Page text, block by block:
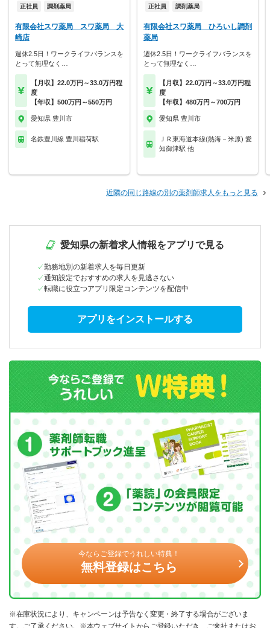
正社員 調剤薬局
有限会社スワ薬局 スワ薬局 大
崎店
週休2.5日！ワークライフバランスを
とって無理なく…
【月収】22.0万円～33.0万円程
度
【年収】500万円～550万円
愛知県 豊川市
名鉄豊川線 豊川稲荷駅
正社員 調剤薬局
有限会社スワ薬局 ひろいし調剤
薬局
週休2.5日！ワークライフバランスを
とって無理なく…
【月収】22.0万円～33.0万円程
度
【年収】480万円～700万円
愛知県 豊川市
ＪＲ東海道本線(熱海－米原) 愛
知御津駅 他
近隣の同じ路線の別の薬剤師求人をもっと見る
愛知県の新着求人情報をアプリで見る
勤務地別の新着求人を毎日更新
通知設定でおすすめの求人を見逃さない
転職に役立つアプリ限定コンテンツを配信中
アプリをインストールする
今ならご登録でうれしい特典！
無料登録はこちら
※在庫状況により、キャンペーンは予告なく変更・終了する場合がございま